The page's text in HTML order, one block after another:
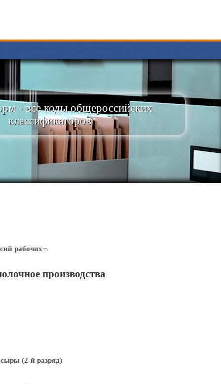
- все коды общероссийских
классификаторов
рабочих
производства
(2-й разряд)